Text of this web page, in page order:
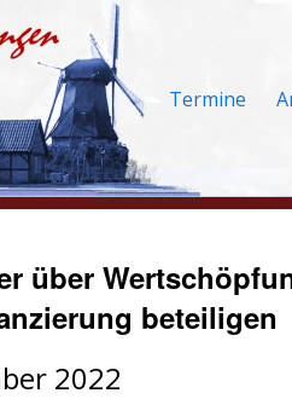
Termine
über
beteiligen
2022